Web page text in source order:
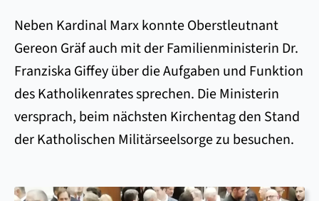
Neben Kardinal Marx konnte Oberstleutnant
Gereon Gräf auch mit der Familienministerin Dr.
Franziska Giffey über die Aufgaben und Funktion
des Katholikenrates sprechen. Die Ministerin
versprach, beim nächsten Kirchentag den Stand
der Katholischen Militärseelsorge zu besuchen.